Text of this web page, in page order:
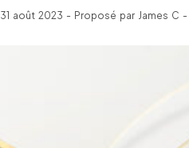
31 août 2023 - Proposé par James C